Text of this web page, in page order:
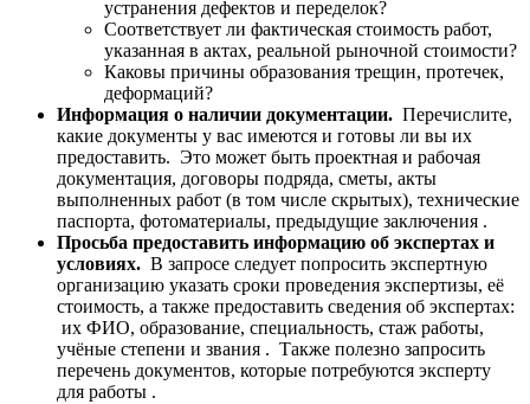
устранения дефектов и переделок?
Соответствует ли фактическая стоимость работ,
указанная в актах, реальной рыночной стоимости?
Каковы причины образования трещин, протечек,
деформаций?
Информация о наличии документации. Перечислите,
какие документы у вас имеются и готовы ли вы их
предоставить. Это может быть проектная и рабочая
документация, договоры подряда, сметы, акты
выполненных работ (в том числе скрытых), технические
паспорта, фотоматериалы, предыдущие заключения .
Просьба предоставить информацию об экспертах и
условиях. В запросе следует попросить экспертную
организацию указать сроки проведения экспертизы, её
стоимость, а также предоставить сведения об экспертах:
их ФИО, образование, специальность, стаж работы,
учёные степени и звания . Также полезно запросить
перечень документов, которые потребуются эксперту
для работы .